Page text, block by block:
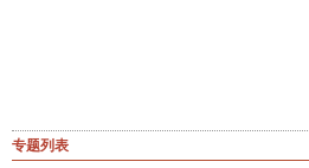
专题列表